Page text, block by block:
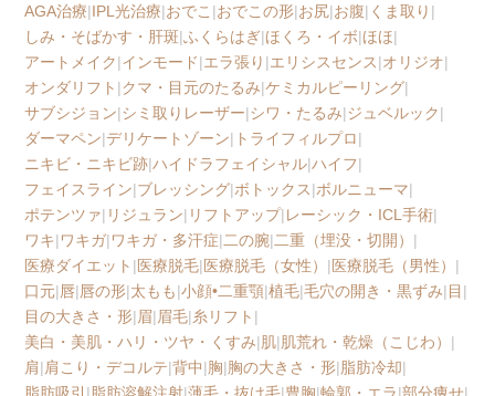
AGA治療|IPL光治療|おでこ |おでこの形|お尻|お腹| くま取り |
しみ・そばかす・肝斑|ふくらはぎ|ほくろ・イボ|ほほ|
アートメイク|インモード|エラ張り |エリシスセンス|オリジオ|
オンダリフト |クマ・目元のたるみ|ケミカルピーリング|
サブシジョン|シミ取りレーザー|シワ・たるみ|ジュベルック|
ダーマペン|デリケートゾーン| トライフィルプロ|
ニキビ・ニキビ跡|ハイドラフェイシャル|ハイフ|
フェイスライン|ブレッシング|ボトックス|ボルニューマ|
ポテンツァ| リジュラン| リフトアップ|レーシック・ICL手術|
ワキ|ワキガ|ワキガ・多汗症|二の腕|二重（埋没・切開） |
医療ダイエット |医療脱毛|医療脱毛（女性） |医療脱毛（男性） |
口元|唇|唇の形|太もも|小顔•二重顎|植毛|毛穴の開き・黒ずみ|目 |
目の大きさ・形|眉|眉毛|糸リフト |
美白・美肌・ハリ・ツヤ・くすみ|肌|肌荒れ・乾燥（こじわ） |
肩|肩こり・デコルテ|背中|胸|胸の大きさ・形|脂肪冷却|
脂肪吸引 |脂肪溶解注射|薄毛・抜け毛|豊胸|輪郭・エラ|部分痩せ|